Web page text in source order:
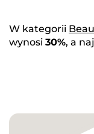
W kategorii
wynosi 30%, a